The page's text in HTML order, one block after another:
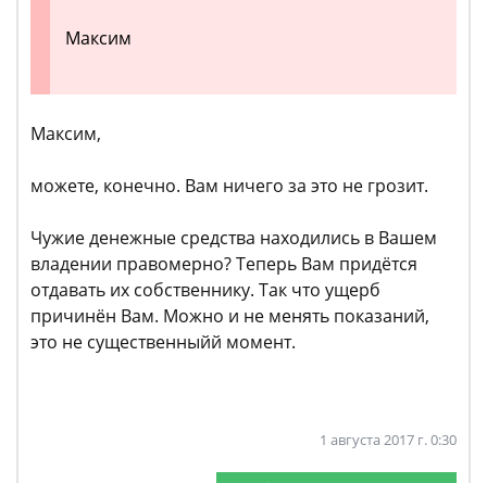
Максим
Максим,
можете, конечно. Вам ничего за это не грозит.
Чужие денежные средства находились в Вашем
владении правомерно? Теперь Вам придётся
отдавать их собственнику. Так что ущерб
причинён Вам. Можно и не менять показаний,
это не существенныйй момент.
1 августа 2017 г. 0:30